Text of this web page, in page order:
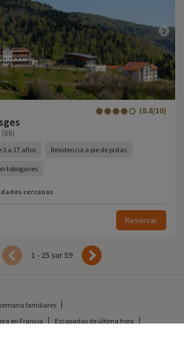
(8.8/10)
3 a 17 años Residencia a pie de pistas
toboganes
cercanas
Reservar
1 - 25 sur 59
familiares
en Francia
Escapadas de última hora
Francia